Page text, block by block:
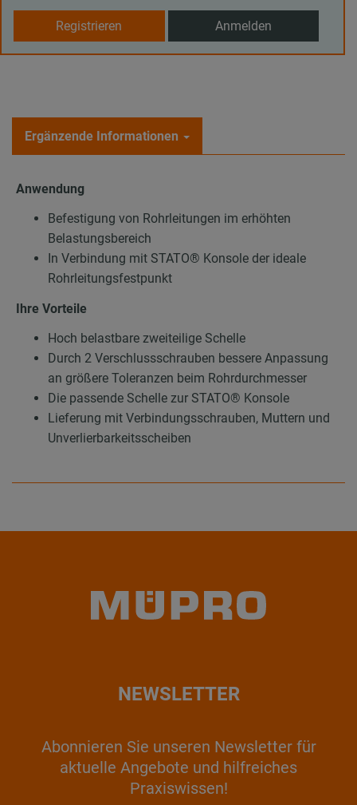
Registrieren Anmelden
Ergänzende Informationen
Anwendung
Befestigung von Rohrleitungen im erhöhten
Belastungsbereich
In Verbindung mit STATO® Konsole der ideale
Rohrleitungsfestpunkt
Ihre Vorteile
Hoch belastbare zweiteilige Schelle
Durch 2 Verschlussschrauben bessere Anpassung
an größere Toleranzen beim Rohrdurchmesser
Die passende Schelle zur STATO® Konsole
Lieferung mit Verbindungsschrauben, Muttern und
Unverlierbarkeitsscheiben
NEWSLETTER
Abonnieren Sie unseren Newsletter für
aktuelle Angebote und hilfreiches
Praxiswissen!